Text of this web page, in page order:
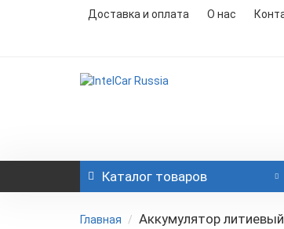
Доставка и оплата О нас
Каталог товаров
Главная Аккумулятор